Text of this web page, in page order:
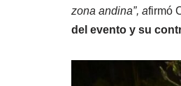
zona andina”, afirmó
del evento y su